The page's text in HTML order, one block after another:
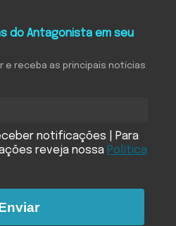
do Antagonista em seu
e receba as principais notícias
notificações | Para
reveja nossa Política